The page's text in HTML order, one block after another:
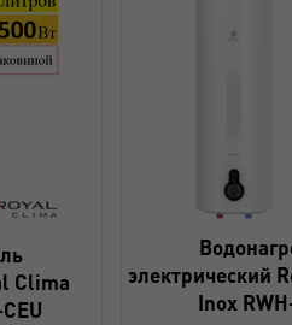
Clima
электрический
Inox